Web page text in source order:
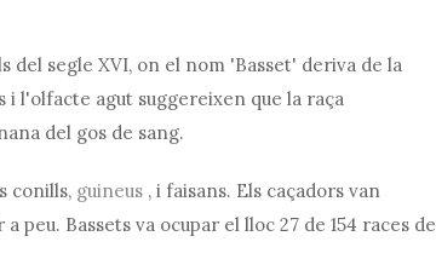
del segle XVI, on el nom 'Basset' deriva de la
i l'olfacte agut suggereixen que la raça
del gos de sang.
conills, guineus , i faisans. Els caçadors van
Bassets va ocupar el lloc 27 de 154 races de